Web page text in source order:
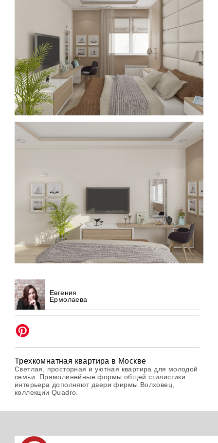
Евгения
Ермолаева
Трехкомнатная квартира в Москве
Светлая, просторная и уютная квартира для молодой
семьи. Прямолинейные формы общей стилистики
интерьера дополняют двери фирмы Волховец,
коллекции Quadro.